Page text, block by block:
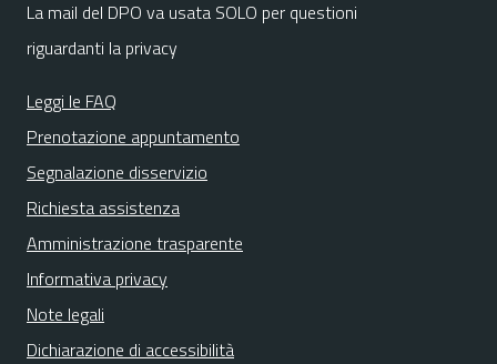
La mail del DPO va usata SOLO per questioni
riguardanti la privacy
Leggi le FAQ
Prenotazione appuntamento
Segnalazione disservizio
Richiesta assistenza
Amministrazione trasparente
Informativa privacy
Note legali
Dichiarazione di accessibilità